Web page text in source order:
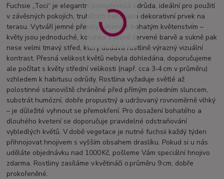
Fuchsie „Toci“ je elegantní polopřevislá odrůda, ideální pro použití
v závěsných pokojích, truhlících nebo jako dekorativní prvek na
terasu. Vytváří jemné převisy výhonů s bohatým květenstvím –
květy jsou jednoduché, korunka v jasné červené barvě a sukně pak
nese velmi tmavý střed, který dodává rostlině výrazný vizuální
kontrast. Přesná velikost květů nebyla dohledána, doporučujeme
ale počítat s květy střední velikosti (např. cca 3‑4 cm v průměru)
vzhledem k habitusu odrůdy. Rostlina vyžaduje světlé až
polostinné stanoviště chráněné před přímým poledním sluncem,
substrát humózní, dobře propustný a udržovaný rovnoměrně vlhký
– je důležité vyhnout se přemokření. Pro dosažení bohatého a
dlouhého kvetení se doporučuje pravidelné odstraňování
vybledlých květů. V době vegetace je nutné fuchsii každý týden
přihnojovat hnojivem s vyšším obsahem draslíku. Pokud si u nás
uděláte objednávku nad 1000 Kč, pošleme Vám speciální hnojivo
zdarma. Rostliny zasíláme v květináči o průměru 9 cm, dobře
prokořeněné.